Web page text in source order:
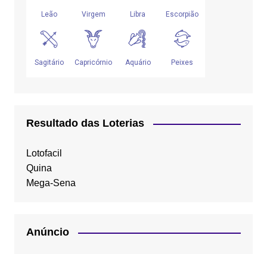
Resultado das Loterias
Lotofacil
Quina
Mega-Sena
Anúncio